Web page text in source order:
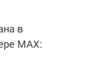
в
MАХ: